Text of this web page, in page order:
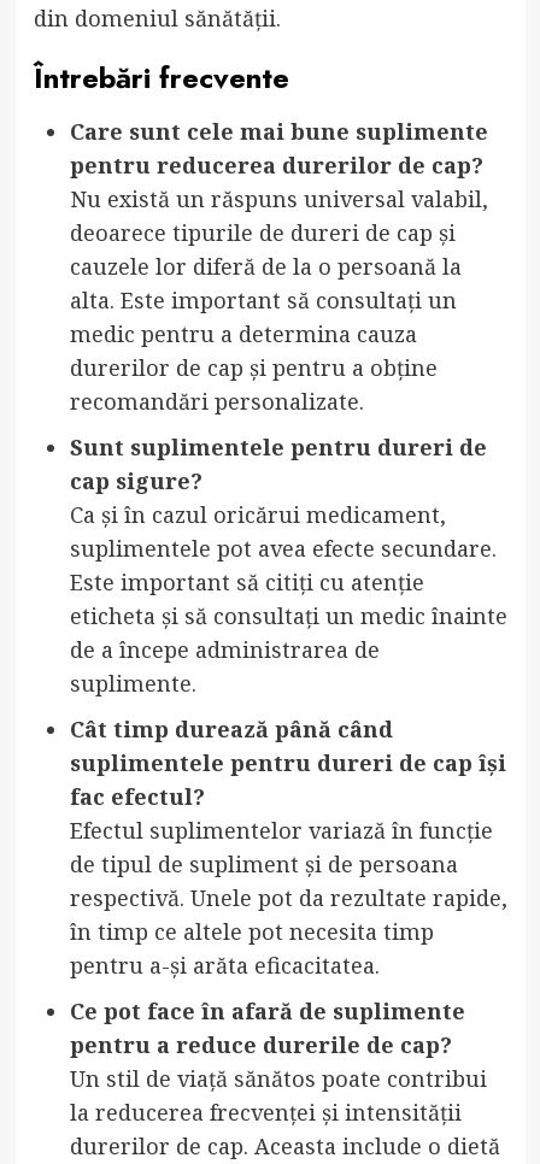
din domeniul sănătății.
Întrebări frecvente
Care sunt cele mai bune suplimente
pentru reducerea durerilor de cap?
Nu există un răspuns universal valabil,
deoarece tipurile de dureri de cap și
cauzele lor diferă de la o persoană la
alta. Este important să consultați un
medic pentru a determina cauza
durerilor de cap și pentru a obține
recomandări personalizate.
Sunt suplimentele pentru dureri de
cap sigure?
Ca și în cazul oricărui medicament,
suplimentele pot avea efecte secundare.
Este important să citiți cu atenție
eticheta și să consultați un medic înainte
de a începe administrarea de
suplimente.
Cât timp durează până când
suplimentele pentru dureri de cap își
fac efectul?
Efectul suplimentelor variază în funcție
de tipul de supliment și de persoana
respectivă. Unele pot da rezultate rapide,
în timp ce altele pot necesita timp
pentru a-și arăta eficacitatea.
Ce pot face în afară de suplimente
pentru a reduce durerile de cap?
Un stil de viață sănătos poate contribui
la reducerea frecvenței și intensității
durerilor de cap. Aceasta include o dietă